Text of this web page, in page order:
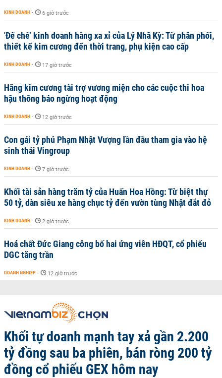
KINH DOANH - 6 giờ trước
'Đế chế’ kinh doanh hàng xa xỉ của Lý Nhã Kỳ: Từ phân phối,
thiết kế kim cương đến thời trang, phụ kiện cao cấp
KINH DOANH - 17 giờ trước
Hãng kim cương tài trợ vương miện cho các cuộc thi hoa
hậu thông báo ngừng hoạt động
KINH DOANH - 12 giờ trước
Con gái tỷ phú Phạm Nhật Vượng lần đầu tham gia vào hệ
sinh thái Vingroup
KINH DOANH - 7 giờ trước
Khối tài sản hàng trăm tỷ của Huấn Hoa Hồng: Từ biệt thự
50 tỷ, dàn siêu xe hàng chục tỷ đến vườn tùng Nhật đắt đỏ
KINH DOANH - 2 giờ trước
Hoá chất Đức Giang công bố hai ứng viên HĐQT, cổ phiếu
DGC tăng trần
DOANH NGHIỆP - 12 giờ trước
Khối tự doanh mạnh tay xả gần 2.200
tỷ đồng sau ba phiên, bán ròng 200 tỷ
đồng cổ phiếu GEX hôm nay